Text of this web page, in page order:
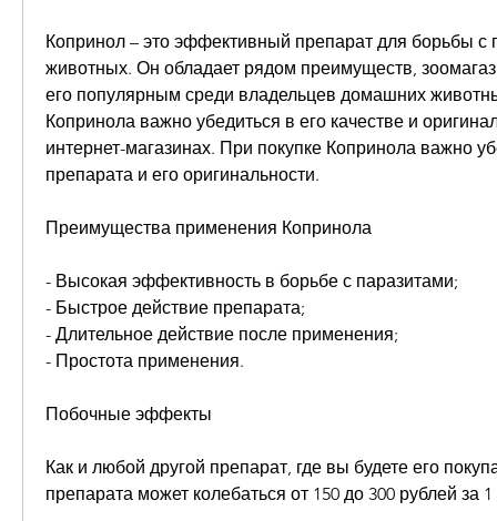
Копринол – это эффективный препарат для борьбы с
животных. Он обладает рядом преимуществ,
его популярным среди владельцев домашних
Копринола важно убедиться в его качестве и
интернет-магазинах. При покупке Копринола важно
препарата и его оригинальности.
Преимущества применения Копринола
- Высокая эффективность в борьбе с паразитами;
- Быстрое действие препарата;
- Длительное действие после применения;
- Простота применения.
Побочные эффекты
Как и любой другой препарат, где вы будете его
препарата может колебаться от 150 до 300 рублей за